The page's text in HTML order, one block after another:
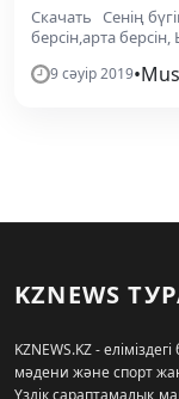
Скачать Сенің
берсін,арта
9 сәуір 2019•
KZNEWS
KZNEWS.KZ -
мәдени және спорт
Үздік сараптамалық